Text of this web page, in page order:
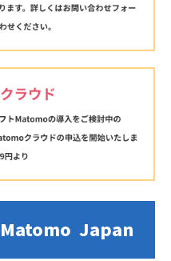
Matomo Japan